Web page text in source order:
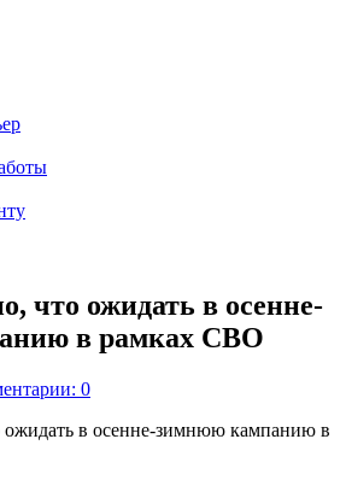
что ожидать в осенне-
в рамках СВО
0